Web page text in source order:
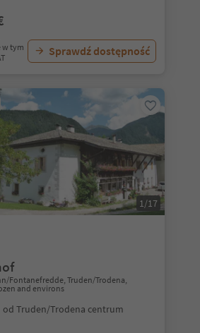
w tym
Sprawdź dostępność
1/17
Fontanefredde, Truden/Trodena,
and environs
od Truden/Trodena centrum